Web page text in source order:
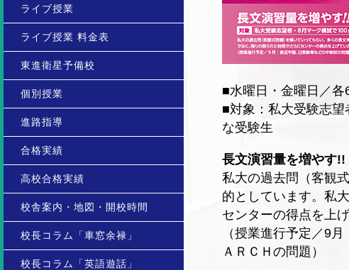
ライブ授業
ライブ授業 料金表
東進衛星予備校
個別授業
進路指導
合格実績
高校合格実績
校舎案内・地図・開校時間
校長コラム「車窓余禄」
校長コラム「英語遊話」
■水曜日・金曜日／各
■対象：私大受験志
な受験生
長文演習量を増やす!!
私大の過去問（客観
的としています。私
センターの得点を上
（授業進行予定／9
ＡＲＣＨの問題）